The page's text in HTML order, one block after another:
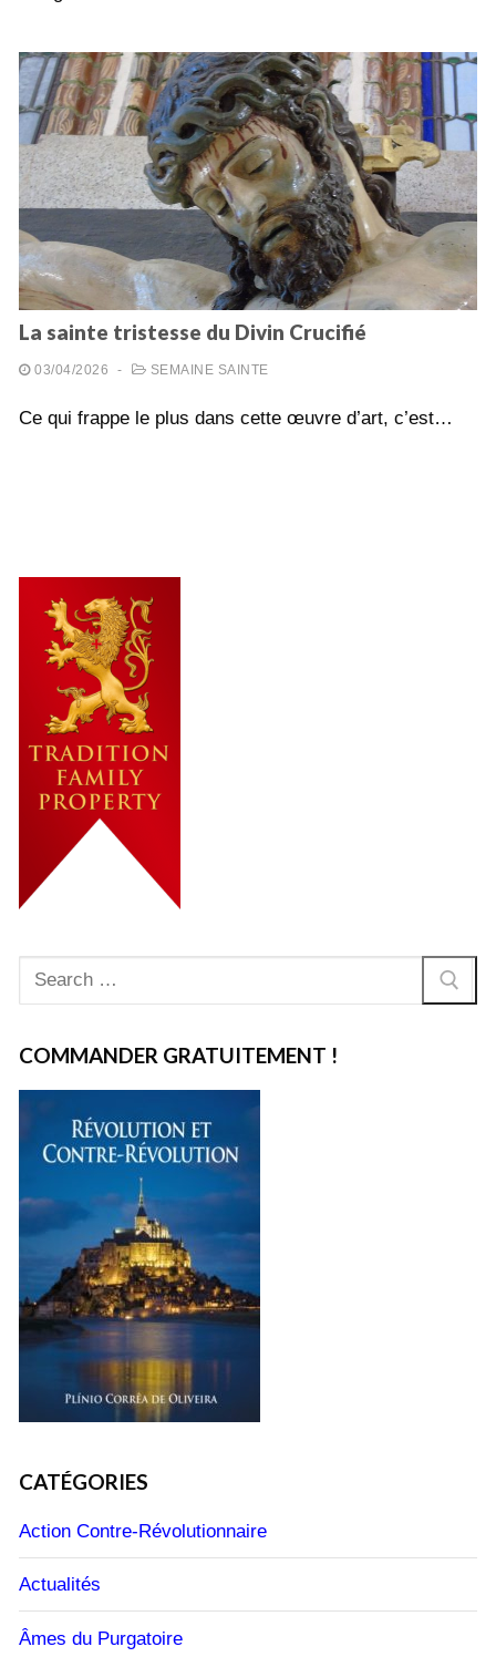
La sainte tristesse du Divin Crucifié
03/04/2026 - SEMAINE SAINTE
Ce qui frappe le plus dans cette œuvre d’art, c’est…
Rechercher
:
COMMANDER GRATUITEMENT !
CATÉGORIES
Action Contre-Révolutionnaire
Actualités
Âmes du Purgatoire